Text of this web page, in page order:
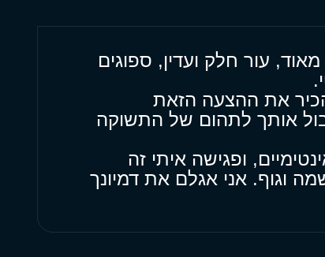
עור חלק ועדין, ספוגים
את ההצעה הזאת
אותך לתהום של התשוקה
ופגישה איתי זה
וגוף. אני אגלם את דמיונך